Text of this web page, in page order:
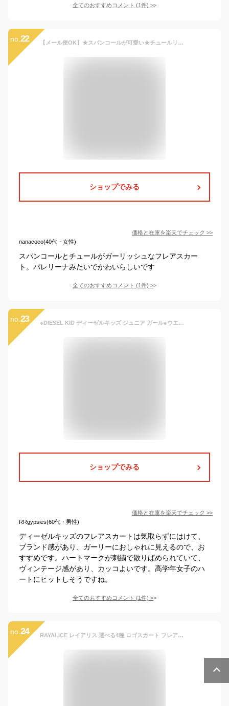
全てのおすすめコメント (1件) >
no. 22 【メール便OK】★スパンコールが可愛い★チュールリボンもフェミニンなふんわりチュチュ フレアスカート ネイビー(濃紺) ピンク 100cm 110cm 120cm 130cm 140cm 【韓国 子供服】 【韓国子供服】 キッズ 女の子Sung Eun knxkk 【あす楽】
ショップでみる
価格と在庫を楽天でチェック >>
nanacoco(40代・女性)
スパンコールとチュールがガーリッシュなフレアスカー
ト。バレリーナみたいでかわいらしいです
全てのおすすめコメント (1件) >
no. 23 ●DIESEL KID ディーゼルキッズ ジュニア ガール●ウエストゴム ラメ糸刺繍装飾 ダンガリーデニム 子ども服 女の子 フレアスカート【GERENA】【SIZE8〜14】【ミディアムインディゴ】dik-l-s-a8-050 《メーカー希望小売価格18,590円》
ショップでみる
価格と在庫を楽天でチェック >>
RRgypsies(60代・男性)
ディーゼルキッズのフレアスカートは気取らずにはけて、
ブランド感があり、ガーリーにおしゃれに見えるので、お
すすめです。ハートマークが刺繍で散りばめられていて、
ヴィンテージ感があり、カッコよいです。高学年女子のハ
ートにヒットしそうですね。
全てのおすすめコメント (1件) >
no. 24 RAYALICE レイアリス 選べる4種 ロゴスカート フレアスカート ミニスカート スカート 女の子 キッズ ジュニア 子供 小学生 子供服 おしゃれ 可愛い かっこいい シンプル ベーシック 着回し 110 110 120 130 140 150 160 春 夏 秋 冬 お揃い 双子コーデ ペア 姉妹 韓国子供服